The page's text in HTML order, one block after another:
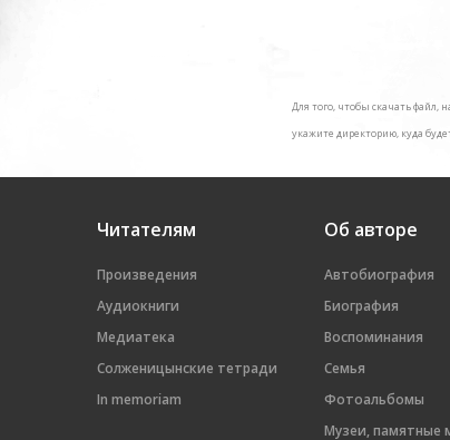
Для того, чтобы скачать
укажите директорию, куда
Читателям
Произведения
Аудиокниги
Медиатека
Солженицынские тетради
In memoriam
Об авторе
Автобиография
Биография
Воспоминания
Семья
Фотоальбомы
Музеи, памятные